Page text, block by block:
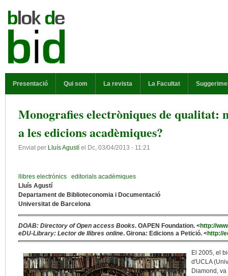
Presentació Qui som La revista La Facultat
Monografies electròniques de qualitat:
a les edicions acadèmiques?
Enviat per Lluís Agustí el Dc, 03/04/2013 - 11:21
llibres electrònics
editorials acadèmiques
Lluís Agustí
Departament de Biblioteconomia i Documentació
Universitat de Barcelona
DOAB: Directory of Open access Books. OAPEN Foundation. <http://
eDU-Library: Lector de llibres online. Girona: Edicions a Petició. <http://
El 2005, el
d'UCLA
Diamond,